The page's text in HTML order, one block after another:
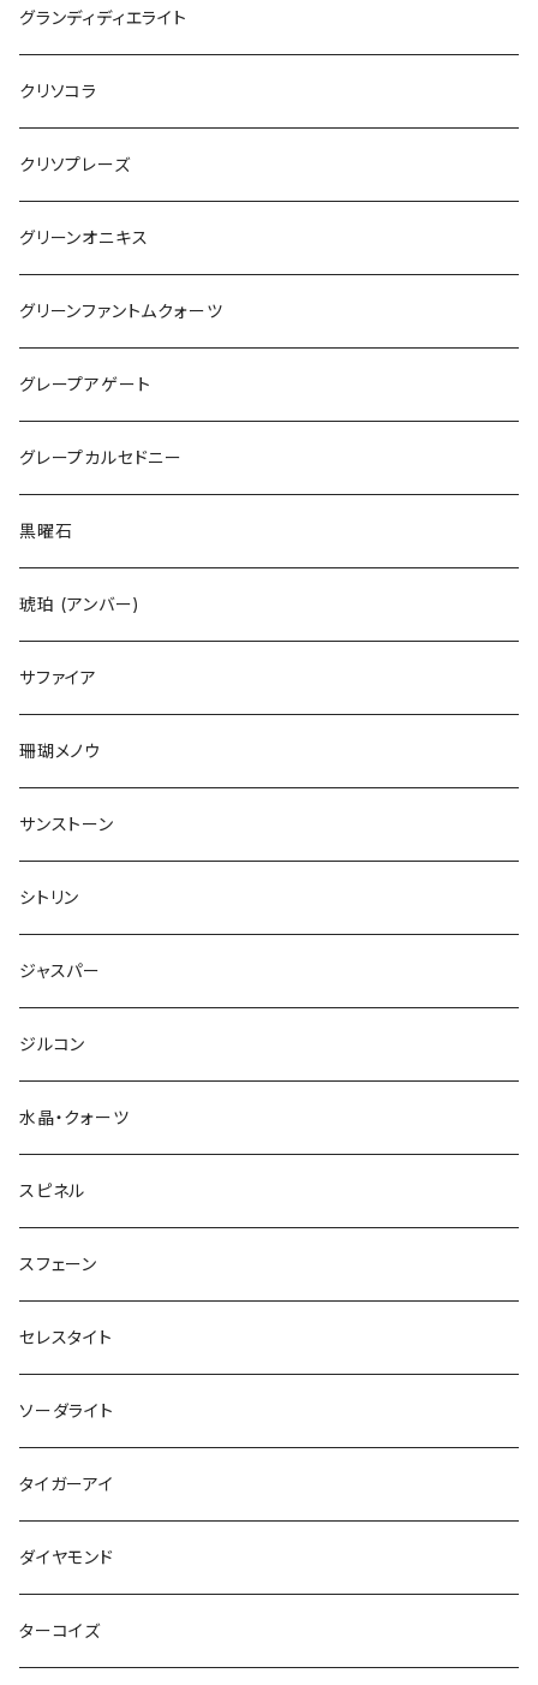
グランディディエライト
クリソコラ
クリソプレーズ
グリーンオニキス
グリーンファントムクォーツ
グレープアゲート
グレープカルセドニー
黒曜石
琥珀 (アンバー)
サファイア
珊瑚メノウ
サンストーン
シトリン
ジャスパー
ジルコン
水晶・クォーツ
スピネル
スフェーン
セレスタイト
ソーダライト
タイガーアイ
ダイヤモンド
ターコイズ